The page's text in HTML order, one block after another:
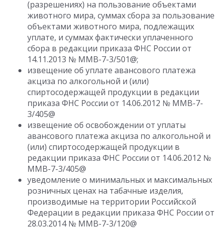
(разрешениях) на пользование объектами
животного мира, суммах сбора за пользование
объектами животного мира, подлежащих
уплате, и суммах фактически уплаченного
сбора в редакции приказа ФНС России от
14.11.2013 № ММВ-7-3/501@;
извещение об уплате авансового платежа
акциза по алкогольной и (или)
спиртосодержащей продукции в редакции
приказа ФНС России от 14.06.2012 № ММВ-7-
3/405@
извещение об освобождении от уплаты
авансового платежа акциза по алкогольной и
(или) спиртосодержащей продукции в
редакции приказа ФНС России от 14.06.2012 №
ММВ-7-3/405@
уведомление о минимальных и максимальных
розничных ценах на табачные изделия,
производимые на территории Российской
Федерации в редакции приказа ФНС России от
28.03.2014 № ММВ-7-3/120@